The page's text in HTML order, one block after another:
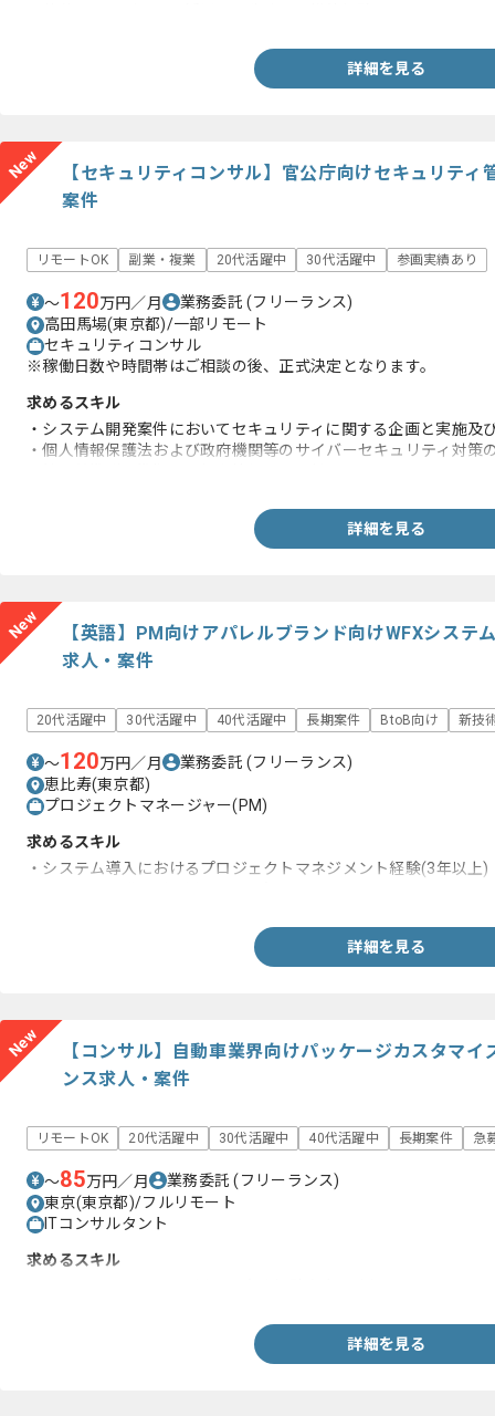
詳細を見る
New
【セキュリティコンサル】官公庁向けセキュリテ
案件
リモートOK 副業・複業 20代活躍中 30代活躍中 参画実績あり
〜120万円／月 業務委託(フリーランス)
高田馬場(東京都)/一部リモート
セキュリティコンサル
※稼働日数や時間帯はご相談の後、正式決定となります。
求めるスキル
・システム開発案件においてセキュリティに関する企画と実施及
・個人情報保護法および政府機関等のサイバーセキュリティ対策
詳細を見る
New
【英語】PM向けアパレルブランド向けWFXシステ
求人・案件
20代活躍中 30代活躍中 40代活躍中 長期案件 BtoB向け 新技
〜120万円／月 業務委託(フリーランス)
恵比寿(東京都)
プロジェクトマネージャー(PM)
求めるスキル
・システム導入におけるプロジェクトマネジメント経験(3年以上)
詳細を見る
New
【コンサル】自動車業界向けパッケージカスタマ
ンス求人・案件
リモートOK 20代活躍中 30代活躍中 40代活躍中 長期案件 急
〜85万円／月 業務委託(フリーランス)
東京(東京都)/フルリモート
ITコンサルタント
求めるスキル
詳細を見る